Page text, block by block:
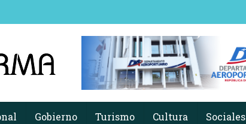
Gobierno Turismo Cultura Sociales